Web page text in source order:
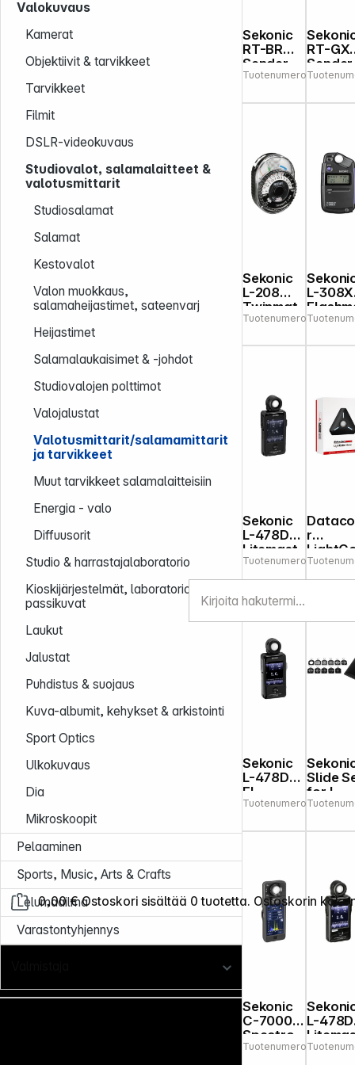
0,00 € Ostoskori sisältää 0 tuotetta. Ostoskorin
Valokuvaus
Kamerat
Objektiivit & tarvikkeet
Tarvikkeet
Filmit
DSLR-videokuvaus
Studiovalot, salamalaitteet &
valotusmittarit
Studiosalamat
Salamat
Kestovalot
Valon muokkaus,
salamaheijastimet, sateenvarj
Heijastimet
Salamalaukaisimet & -johdot
Studiovalojen polttimot
Valojalustat
Valotusmittarit/salamamittarit
ja tarvikkeet
Muut tarvikkeet salamalaitteisiin
Energia - valo
Diffuusorit
Studio & harrastajalaboratorio
Kioskijärjestelmät, laboratorio &
passikuvat
Laukut
Jalustat
Puhdistus & suojaus
Kuva-albumit, kehykset & arkistointi
Sport Optics
Ulkokuvaus
Dia
Mikroskoopit
Pelaaminen
Sports, Music, Arts & Crafts
Lelumaailma
Varastontyhjennys
Sekonic
RT-BR
Sender
for L-
Tuotenumero:589213
RT-GX
Sender
for L-
Sekonic
L-208
Twinmat
e
Tuotenumero:505391
L-308X
e
Sekonic
L-478D
Litemast
er Pro
Tuotenumero:643615
r
or
Sekonic
L-478DR-
EL
Litemast
Elinchro
Tuotenumero:203506
Slide
for L-
398a
Sekonic
C-7000
Spectro
Master
Tuotenumero:203940
L-
er Pro